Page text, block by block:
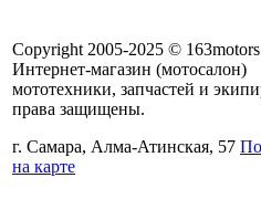
Copyright 2005-2025 ©
Интернет-магазин (мотосалон)
мототехники, запчастей и
права защищены.
г. Самара, Алма-Атинская, 57
на карте